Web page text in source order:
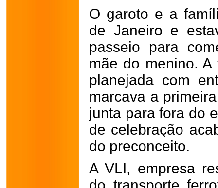
O garoto e a
de Janeiro e
passeio para
mãe do menino.
planejada com
marcava a
junta para fora do
de celebração
do preconceito.
A VLI, empresa